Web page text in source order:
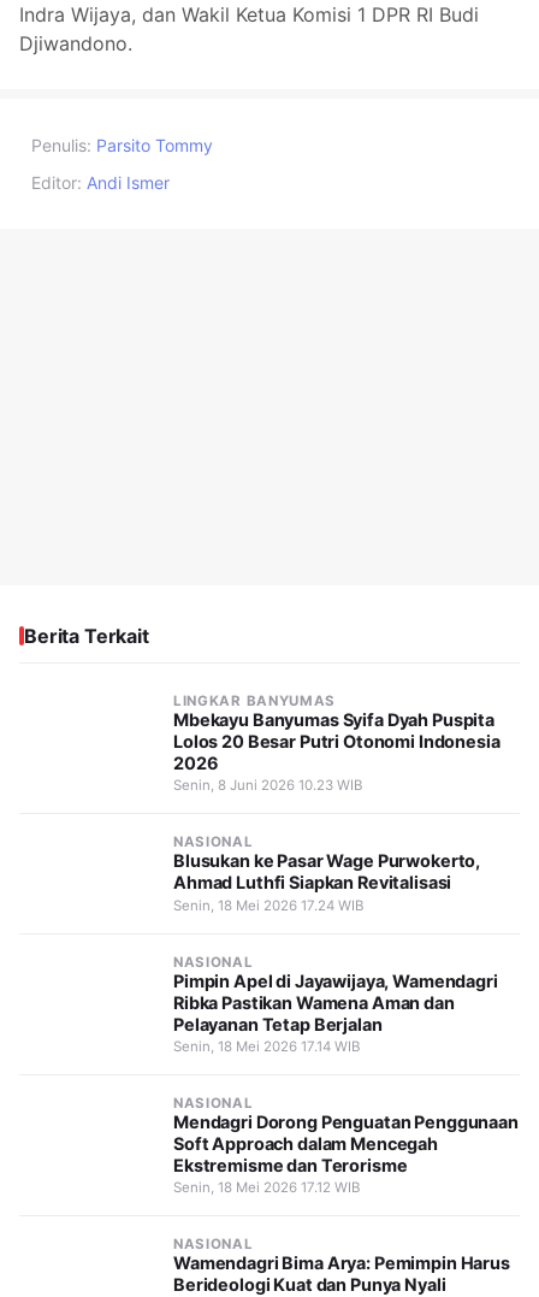
Indra Wijaya, dan Wakil Ketua Komisi 1 DPR RI Budi
Djiwandono.
Penulis: Parsito Tommy
Editor: Andi Ismer
Berita Terkait
LINGKAR BANYUMAS
Mbekayu Banyumas Syifa Dyah Puspita
Lolos 20 Besar Putri Otonomi Indonesia
2026
Senin, 8 Juni 2026 10.23 WIB
NASIONAL
Blusukan ke Pasar Wage Purwokerto,
Ahmad Luthfi Siapkan Revitalisasi
Senin, 18 Mei 2026 17.24 WIB
NASIONAL
Pimpin Apel di Jayawijaya, Wamendagri
Ribka Pastikan Wamena Aman dan
Pelayanan Tetap Berjalan
Senin, 18 Mei 2026 17.14 WIB
NASIONAL
Mendagri Dorong Penguatan Penggunaan
Soft Approach dalam Mencegah
Ekstremisme dan Terorisme
Senin, 18 Mei 2026 17.12 WIB
NASIONAL
Wamendagri Bima Arya: Pemimpin Harus
Berideologi Kuat dan Punya Nyali